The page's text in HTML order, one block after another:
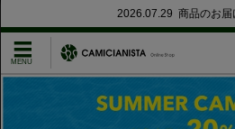
2026.07.29 商品のお届